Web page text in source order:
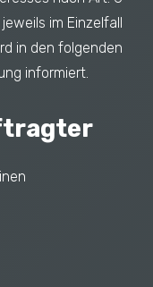
im Einzelfall
in den folgenden
informiert.